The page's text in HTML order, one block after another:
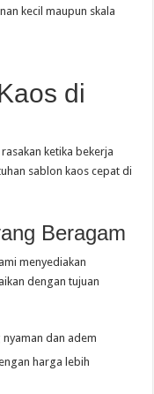
kecil maupun skala
di
ketika bekerja
sablon kaos cepat di
Beragam
menyediakan
dengan tujuan
dan adem
harga lebih